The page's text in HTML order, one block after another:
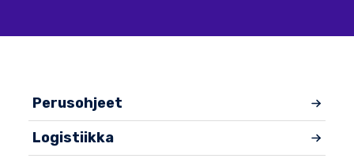
Perusohjeet
Logistiikka